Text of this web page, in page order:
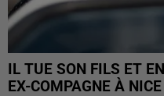
IL TUE SON FILS ET
EX-COMPAGNE À NICE